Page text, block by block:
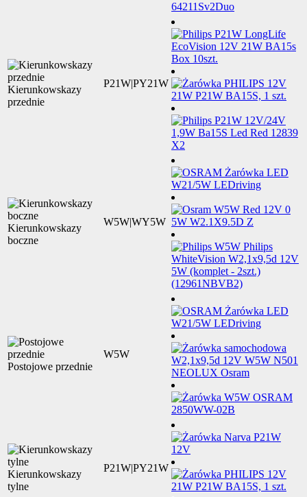
Kierunkowskazy
przednie
P21W|PY21W
Kierunkowskazy
boczne
W5W|WY5W
Postojowe przednie
W5W
Kierunkowskazy
tylne
P21W|PY21W